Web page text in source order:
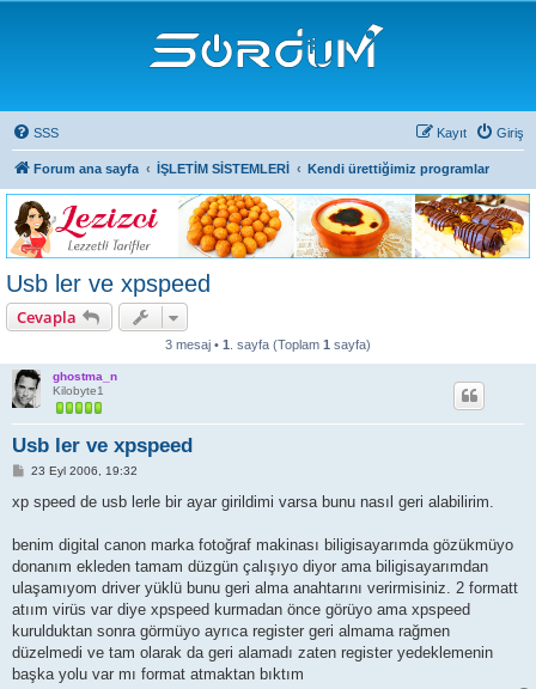
SSS Giriş
Kayıt
Forum ana sayfa İŞLETİM SİSTEMLERİ Kendi ürettiğimiz programlar
Usb ler ve xpspeed
Cevapla
3 mesaj • 1 . sayfa (Toplam 1 sayfa)
ghostma_n
Kilobyte1
Usb ler ve xpspeed
M
s
23 Eyl 2006, 19:32
xp speed de usb lerle bir ayar girildimi varsa bunu nasıl geri alabilirim.
benim digital canon marka fotoğraf makinası biligisayarımda gözükmüyo
donanım ekleden tamam düzgün çalışıyo diyor ama biligisayarımdan
ulaşamıyom driver yüklü bunu geri alma anahtarını verirmisiniz. 2 formatt
atıım virüs var diye xpspeed kurmadan önce görüyo ama xpspeed
kurulduktan sonra görmüyo ayrıca register geri almama rağmen
düzelmedi ve tam olarak da geri alamadı zaten register yedeklemenin
başka yolu var mı format atmaktan bıktım